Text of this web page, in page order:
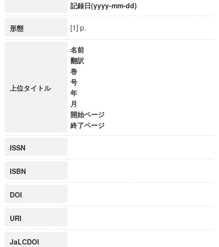
記録日(yyyy-mm-dd)
形態 [1] p.
上位タイトル
名前
翻訳
巻
号
年
月
開始ページ
終了ページ
ISSN
ISBN
DOI
URI
JaLCDOI